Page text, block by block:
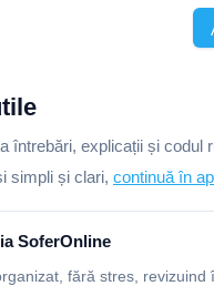
întrebări, explicații și codul
simpli și clari, continuă în
SoferOnline
fără stres, revizuind